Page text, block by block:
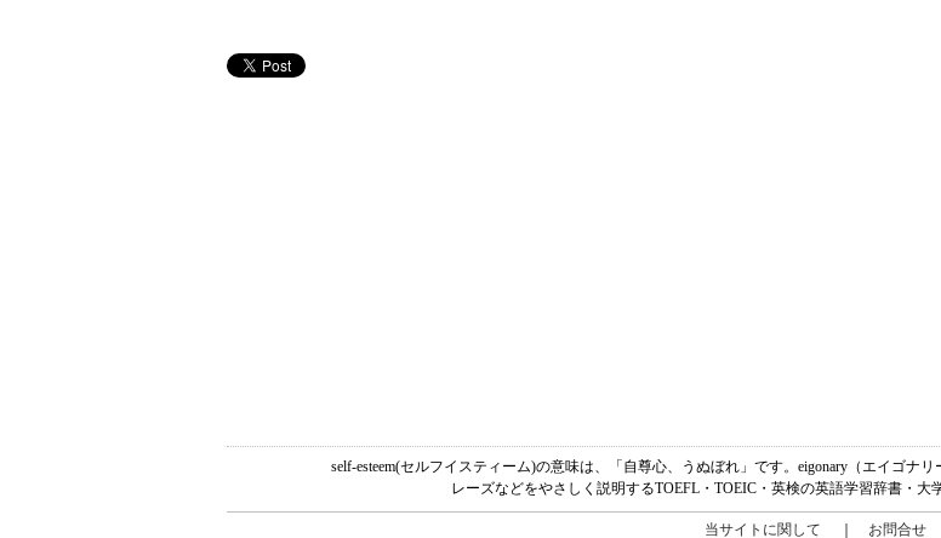
self-esteem(セルフイスティーム)の意味は、「自尊心、うぬぼれ」です。eigonary（エイゴナ
レーズなどをやさしく説明するTOEFL・TOEIC・英検の英語学習辞書・大
当サイトに関して お問合せ